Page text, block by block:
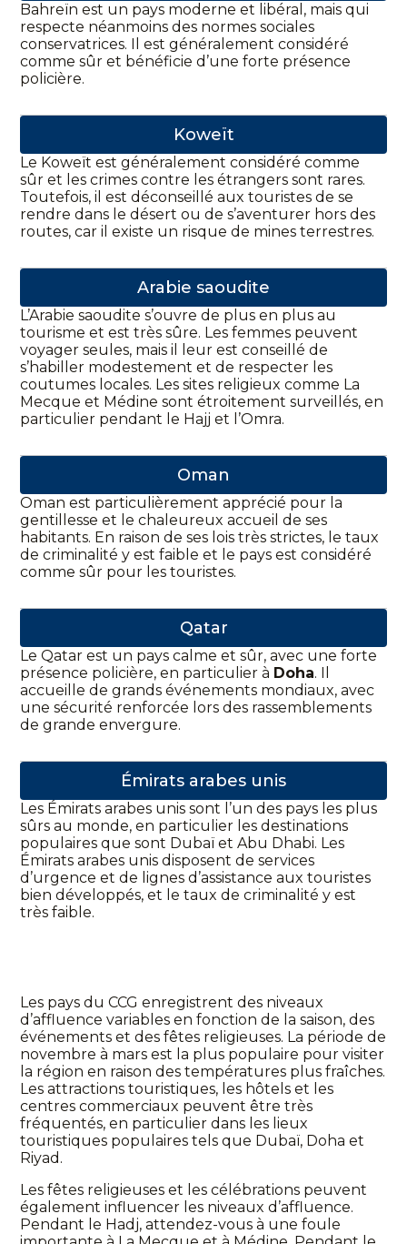
Bahreïn est un pays moderne et libéral, mais qui
respecte néanmoins des normes sociales
conservatrices. Il est généralement considéré
comme sûr et bénéficie d’une forte présence
policière.
Koweït
Le Koweït est généralement considéré comme
sûr et les crimes contre les étrangers sont rares.
Toutefois, il est déconseillé aux touristes de se
rendre dans le désert ou de s’aventurer hors des
routes, car il existe un risque de mines terrestres.
Arabie saoudite
L’Arabie saoudite s’ouvre de plus en plus au
tourisme et est très sûre. Les femmes peuvent
voyager seules, mais il leur est conseillé de
s’habiller modestement et de respecter les
coutumes locales. Les sites religieux comme La
Mecque et Médine sont étroitement surveillés, en
particulier pendant le Hajj et l’Omra.
Oman
Oman est particulièrement apprécié pour la
gentillesse et le chaleureux accueil de ses
habitants. En raison de ses lois très strictes, le taux
de criminalité y est faible et le pays est considéré
comme sûr pour les touristes.
Qatar
Le Qatar est un pays calme et sûr, avec une forte
présence policière, en particulier à Doha. Il
accueille de grands événements mondiaux, avec
une sécurité renforcée lors des rassemblements
de grande envergure.
Émirats arabes unis
Les Émirats arabes unis sont l’un des pays les plus
sûrs au monde, en particulier les destinations
populaires que sont Dubaï et Abu Dhabi. Les
Émirats arabes unis disposent de services
d’urgence et de lignes d’assistance aux touristes
bien développés, et le taux de criminalité y est
très faible.
Les pays du CCG enregistrent des niveaux
d’affluence variables en fonction de la saison, des
événements et des fêtes religieuses. La période de
novembre à mars est la plus populaire pour visiter
la région en raison des températures plus fraîches.
Les attractions touristiques, les hôtels et les
centres commerciaux peuvent être très
fréquentés, en particulier dans les lieux
touristiques populaires tels que Dubaï, Doha et
Riyad.
Les fêtes religieuses et les célébrations peuvent
également influencer les niveaux d’affluence.
Pendant le Hadj, attendez-vous à une foule